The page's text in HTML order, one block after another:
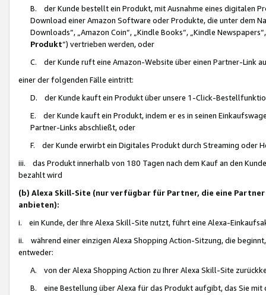
B. der Kunde bestellt ein Produkt, mit Ausnahme eines digitalen
Download einer Amazon Software oder Produkte, die unter dem
Downloads“, „Amazon Coin“, „Kindle Books“, „Kindle
Produkt“) vertrieben werden, oder
C. der Kunde ruft eine Amazon-Website über einen Partner-Link
einer der folgenden Fälle eintritt:
D. der Kunde kauft ein Produkt über unsere 1-Click-
E. der Kunde kauft ein Produkt, indem er es in seinen
Partner-Links abschließt, oder
F. der Kunde erwirbt ein Digitales Produkt durch Streaming oder
iii. das Produkt innerhalb von 180 Tagen nach dem Kauf an den
bezahlt wird
(b) Alexa Skill-Site (nur verfügbar für Partner, die eine
anbieten):
i. ein Kunde, der Ihre Alexa Skill-Site nutzt, führt eine Alexa-
ii. während einer einzigen Alexa Shopping Action-Sitzung, die
entweder:
A. von der Alexa Shopping Action zu Ihrer Alexa Skill-Site
B. eine Bestellung über Alexa für das Produkt aufgibt, das Sie mit